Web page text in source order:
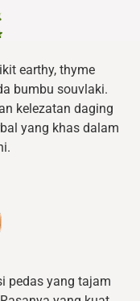
earthy, thyme
bumbu souvlaki.
kelezatan daging
yang khas dalam
pedas yang tajam